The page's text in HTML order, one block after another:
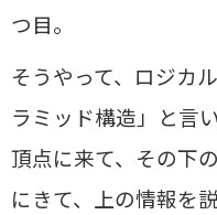
つ目。
そうやって、ロジカ
ラミッド構造」と言
頂点に来て、その下
にきて、上の情報を